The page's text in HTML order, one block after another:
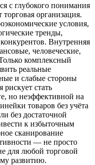
с глубокого понимания
организация.
условия,
тренды,
Внутренняя
человеческие,
комплексный
реальные
и слабые стороны
рискует стать
но неэффективной на
товаров без учёта
без достаточной
к избыточным
сканирование
— не просто
для любой торговой
развитию.